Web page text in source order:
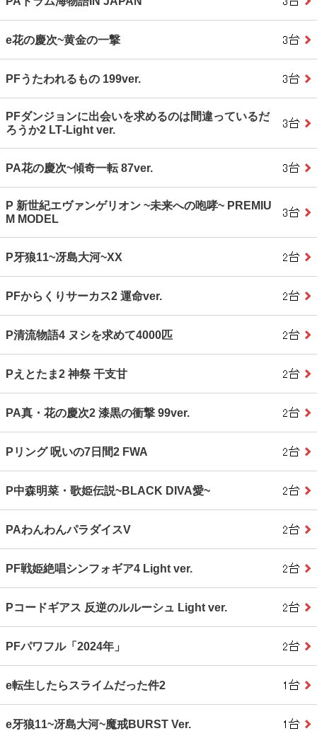
e花の慶次~黄金の一撃
PFうたわれるもの 199ver.
PFダンジョンに出会いを求めるのは間違っているだ
ろうか2 LT‐Light ver.
PA花の慶次~傾奇一転 87ver.
P 新世紀エヴァンゲリオン ~未来への咆哮~ PREMIU
M MODEL
P牙狼11~冴島大河~XX
PFからくりサーカス2 運命ver.
P清流物語4 ヌシを求めて4000匹
Pえとたま2 神祭 干支甘
PA真・花の慶次2 漆黒の衝撃 99ver.
Pリング 呪いの7日間2 FWA
P中森明菜・歌姫伝説~BLACK DIVA愛~
PAわんわんパラダイスV
PF戦姫絶唱シンフォギア4 Light ver.
Pコードギアス 反逆のルルーシュ Light ver.
PFパワフル「2024年」
e転生したらスライムだった件2
e牙狼11~冴島大河~魔戒BURST Ver.